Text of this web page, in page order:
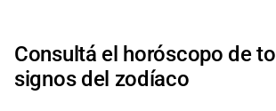
Consultá el horóscopo de
signos del zodíaco